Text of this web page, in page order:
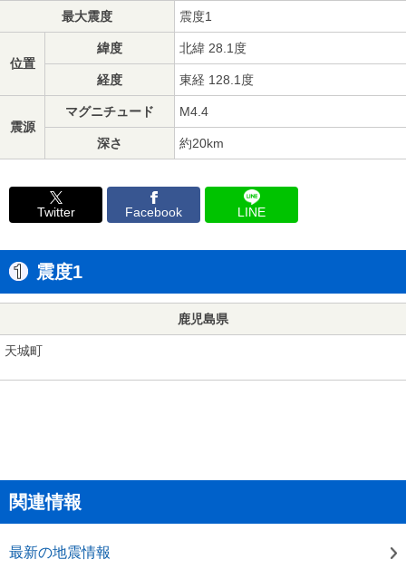
最大震度 震度1
位置
緯度 北緯 28.1度
経度 東経 128.1度
震源
マグニチュード M4.4
深さ 約20km
Twitter Facebook LINE
震度1
鹿児島県
天城町
関連情報
最新の地震情報